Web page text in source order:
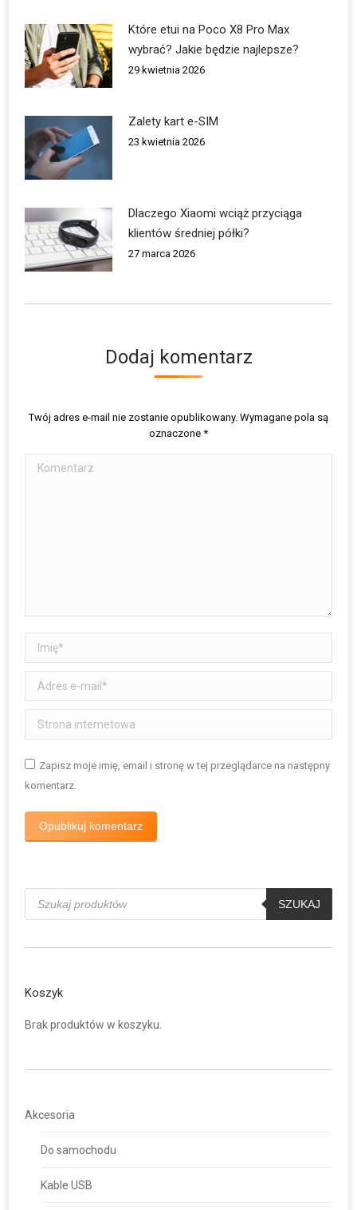
Które etui na Poco X8 Pro Max
wybrać? Jakie będzie najlepsze?
29 kwietnia 2026
Zalety kart e-SIM
23 kwietnia 2026
Dlaczego Xiaomi wciąż przyciąga
klientów średniej półki?
27 marca 2026
Dodaj komentarz
Twój adres e-mail nie zostanie opublikowany. Wymagane pola są
oznaczone *
Komentarz
Imię *
Adres e-mail *
Strona internetowa
Zapisz moje imię, email i stronę w tej przeglądarce na następny
komentarz.
Opublikuj komentarz
Wyszukiwarka
produktów
SZUKAJ
Koszyk
Brak produktów w koszyku.
Akcesoria
Do samochodu
Kable USB